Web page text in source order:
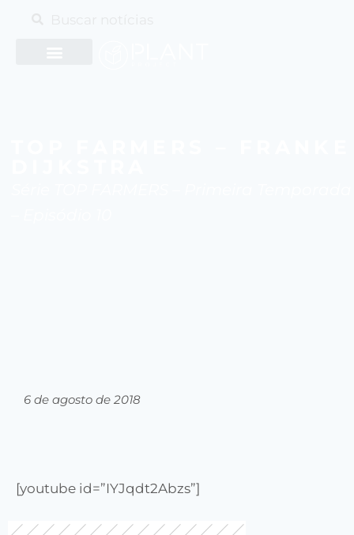
6 de agosto de 2018
[youtube id=”IYJqdt2Abzs”]